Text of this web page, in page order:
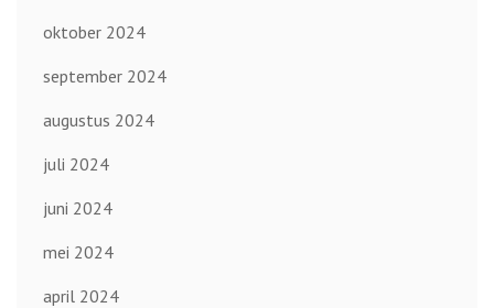
oktober 2024
september 2024
augustus 2024
juli 2024
juni 2024
mei 2024
april 2024